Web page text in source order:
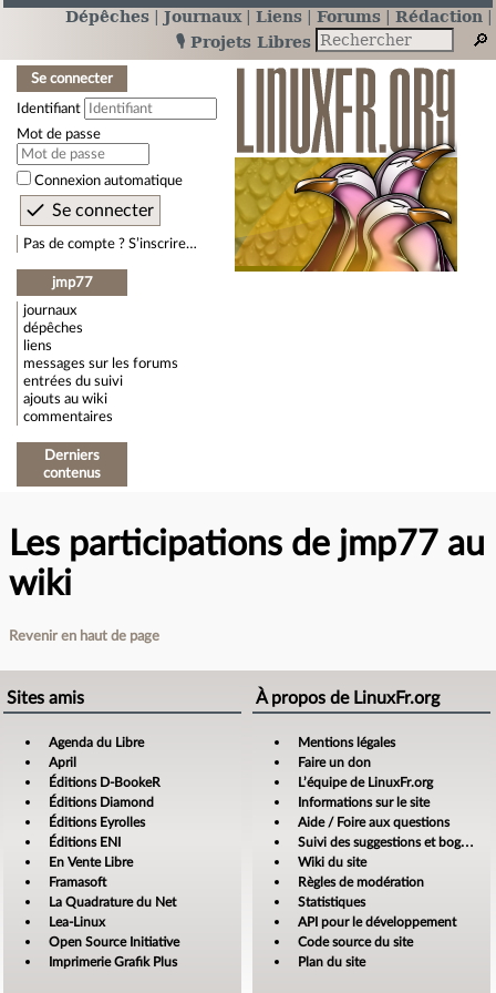
Dépêches Journaux Liens Forums
Rédaction
🎙️ Projets Libres
Se connecter
Identifiant
Mot de passe
Connexion automatique
Pas de compte ? S’inscrire…
jmp77
journaux
dépêches
liens
messages sur les forums
entrées du suivi
ajouts au wiki
commentaires
Derniers
contenus
Les participations de jmp77 au
wiki
Revenir en haut de page
Sites amis
Agenda du Libre
April
Éditions D-BookeR
Éditions Diamond
Éditions Eyrolles
Éditions ENI
En Vente Libre
Framasoft
La Quadrature du Net
Lea-Linux
Open Source Initiative
Imprimerie Grafik Plus
À propos de LinuxFr.org
Mentions légales
Faire un don
L’équipe de LinuxFr.org
Informations sur le site
Aide / Foire aux questions
Suivi des suggestions et bogues
Wiki du site
Règles de modération
Statistiques
API pour le développement
Code source du site
Plan du site